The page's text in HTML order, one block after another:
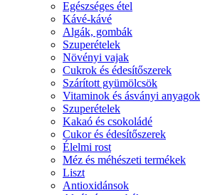
Egészséges étel
Kávé-kávé
Algák, gombák
Szuperételek
Növényi vajak
Cukrok és édesítőszerek
Szárított gyümölcsök
Vitaminok és ásványi anyagok
Szuperételek
Kakaó és csokoládé
Cukor és édesítőszerek
Élelmi rost
Méz és méhészeti termékek
Liszt
Antioxidánsok